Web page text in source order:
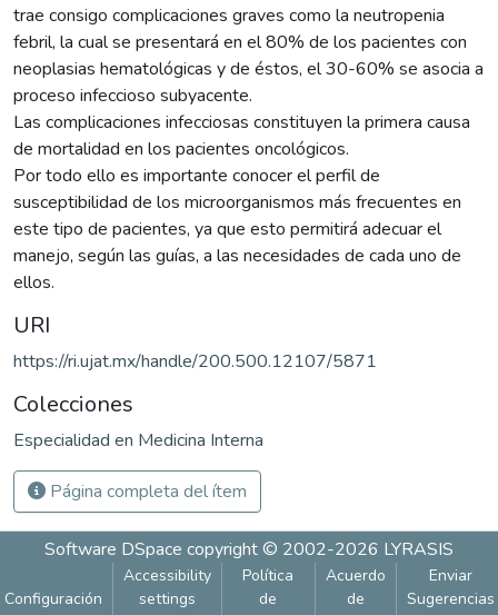
trae consigo complicaciones graves como la neutropenia
febril, la cual se presentará en el 80% de los pacientes con
neoplasias hematológicas y de éstos, el 30-60% se asocia a
proceso infeccioso subyacente.
Las complicaciones infecciosas constituyen la primera causa
de mortalidad en los pacientes oncológicos.
Por todo ello es importante conocer el perfil de
susceptibilidad de los microorganismos más frecuentes en
este tipo de pacientes, ya que esto permitirá adecuar el
manejo, según las guías, a las necesidades de cada uno de
ellos.
URI
https://ri.ujat.mx/handle/200.500.12107/5871
Colecciones
Especialidad en Medicina Interna
Página completa del ítem
Software DSpace copyright © 2002-2026 LYRASIS
Configuración
Accessibility
settings
Política
de
Acuerdo
de
Enviar
Sugerencias